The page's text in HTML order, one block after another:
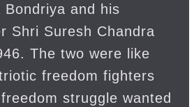
Bondriya and his
Shri Suresh Chandra
The two were like
freedom fighters
struggle wanted